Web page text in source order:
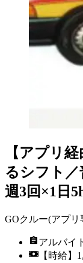
【アプリ
るシフト
週3回×1日
GOクルー(アプ
アルバイ
【時給】